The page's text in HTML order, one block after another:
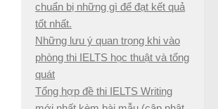
chuẩn bị những gì để đạt kết quả
tốt nhất.
Những lưu ý quan trọng khi vào
phòng thi IELTS học thuật và tổng
quát
Tổng hợp đề thi IELTS Writing